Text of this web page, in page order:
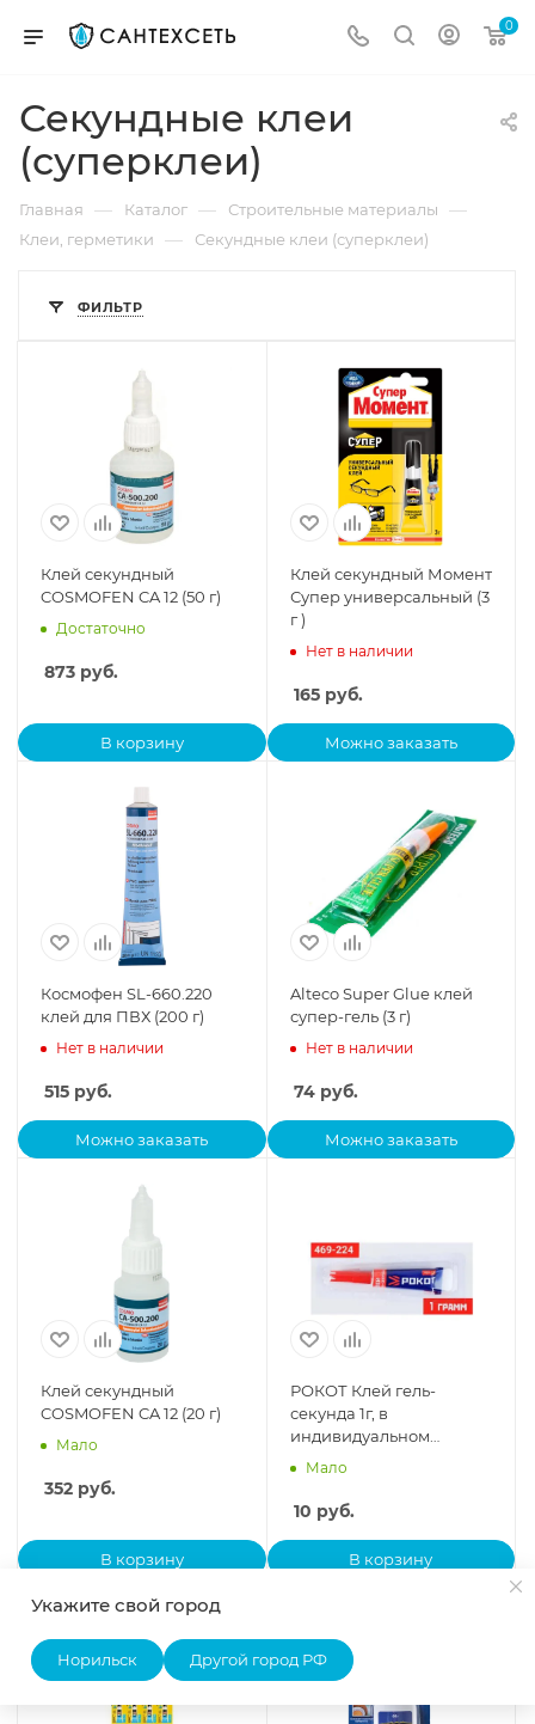
0
Секундные клеи
(суперклеи)
Главная — Каталог — Строительные материалы —
Клеи, герметики — Секундные клеи (суперклеи)
ФИЛЬТР
Клей секундный
COSMOFEN CA 12 (50 г)
Достаточно
873 руб.
В корзину
Клей секундный Момент
Супер универсальный (3
г )
Нет в наличии
165руб.
Можно заказать
Космофен SL-660.220
клей для ПВХ (200 г)
Нет в наличии
515 руб.
Можно заказать
Alteco Super Glue клей
супер-гель (3 г)
Нет в наличии
74руб.
Можно заказать
Клей секундный
COSMOFEN CA 12 (20 г)
Мало
352 руб.
В корзину
РОКОТ Клей гель-
секунда 1г, в
индивидуальном
блистере (карта 12
Мало
10 руб.
В корзину
Укажите свой город
Норильск Другой город РФ